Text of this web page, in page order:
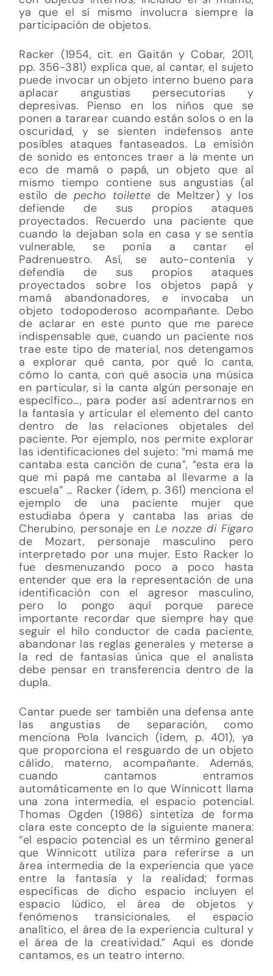
ya que el sí mismo involucra siempre la
participación de objetos.
Racker (1954, cit. en Gaitán y Cobar, 2011,
pp. 356-381) explica que, al cantar, el sujeto
puede invocar un objeto interno bueno para
aplacar angustias persecutorias y
depresivas. Pienso en los niños que se
ponen a tararear cuando están solos o en la
oscuridad, y se sienten indefensos ante
posibles ataques fantaseados. La emisión
de sonido es entonces traer a la mente un
eco de mamá o papá, un objeto que al
mismo tiempo contiene sus angustias (al
estilo de pecho toilette de Meltzer) y los
defiende de sus propios ataques
proyectados. Recuerdo una paciente que
cuando la dejaban sola en casa y se sentía
vulnerable, se ponía a cantar el
Padrenuestro. Así, se auto-contenía y
defendía de sus propios ataques
proyectados sobre los objetos papá y
mamá abandonadores, e invocaba un
objeto todopoderoso acompañante. Debo
de aclarar en este punto que me parece
indispensable que, cuando un paciente nos
trae este tipo de material, nos detengamos
a explorar qué canta, por qué lo canta,
cómo lo canta, con qué asocia una música
en particular, si la canta algún personaje en
específico…, para poder así adentrarnos en
la fantasía y articular el elemento del canto
dentro de las relaciones objetales del
paciente. Por ejemplo, nos permite explorar
las identificaciones del sujeto: “mi mamá me
cantaba esta canción de cuna”, “esta era la
que mi papá me cantaba al llevarme a la
escuela” … Racker (ídem, p. 361) menciona el
ejemplo de una paciente mujer que
estudiaba ópera y cantaba las arias de
Cherubino, personaje en Le nozze di Figaro
de Mozart, personaje masculino pero
interpretado por una mujer. Esto Racker lo
fue desmenuzando poco a poco hasta
entender que era la representación de una
identificación con el agresor masculino,
pero lo pongo aquí porque parece
importante recordar que siempre hay que
seguir el hilo conductor de cada paciente,
abandonar las reglas generales y meterse a
la red de fantasías única que el analista
debe pensar en transferencia dentro de la
dupla.
Cantar puede ser también una defensa ante
las angustias de separación, como
menciona Pola Ivancich (ídem, p. 401), ya
que proporciona el resguardo de un objeto
cálido, materno, acompañante. Además,
cuando cantamos entramos
automáticamente en lo que Winnicott llama
una zona intermedia, el espacio potencial.
Thomas Ogden (1986) sintetiza de forma
clara este concepto de la siguiente manera:
“el espacio potencial es un término general
que Winnicott utiliza para referirse a un
área intermedia de la experiencia que yace
entre la fantasía y la realidad; formas
específicas de dicho espacio incluyen el
espacio lúdico, el área de objetos y
fenómenos transicionales, el espacio
analítico, el área de la experiencia cultural y
el área de la creatividad.” Aquí es donde
cantamos, es un teatro interno.